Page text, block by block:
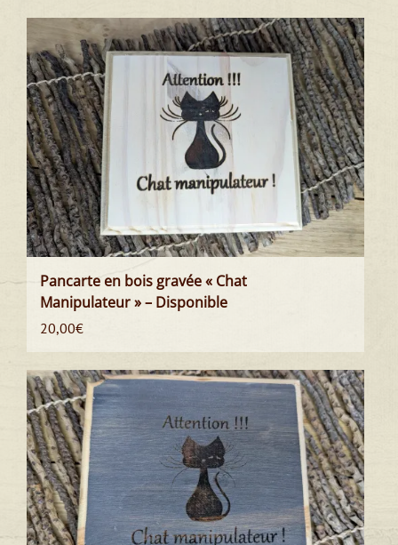
Pancarte en bois gravée « Chat
Manipulateur » – Disponible
20,00€